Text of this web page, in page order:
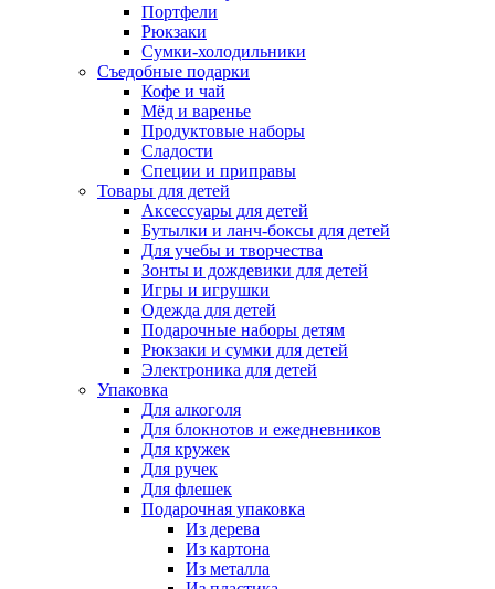
Портфели
Рюкзаки
Сумки-холодильники
Съедобные подарки
Кофе и чай
Мёд и варенье
Продуктовые наборы
Сладости
Специи и приправы
Товары для детей
Аксессуары для детей
Бутылки и ланч-боксы для детей
Для учебы и творчества
Зонты и дождевики для детей
Игры и игрушки
Одежда для детей
Подарочные наборы детям
Рюкзаки и сумки для детей
Электроника для детей
Упаковка
Для алкоголя
Для блокнотов и ежедневников
Для кружек
Для ручек
Для флешек
Подарочная упаковка
Из дерева
Из картона
Из металла